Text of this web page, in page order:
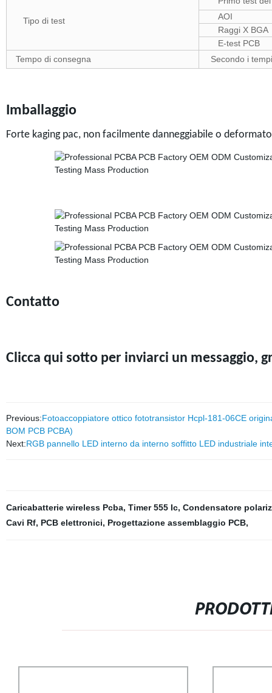
Tipo di test
AOI
Raggi X BGA
E-test PCB
Tempo di consegna
Secondo i
Imballaggio
Forte kaging pac, non facilmente danneggiabile o
Contatto
Clicca qui sotto per inviarci un messaggio,
Previous:Fotoaccoppiatore ottico fototransistor Hcpl-181-06CE
BOM PCB PCBA)
Next:RGB pannello LED interno da interno soffitto LED industriale
Caricabatterie wireless Pcba, Timer 555 Ic, Condensatore
Cavi Rf, PCB elettronici, Progettazione assemblaggio PCB,